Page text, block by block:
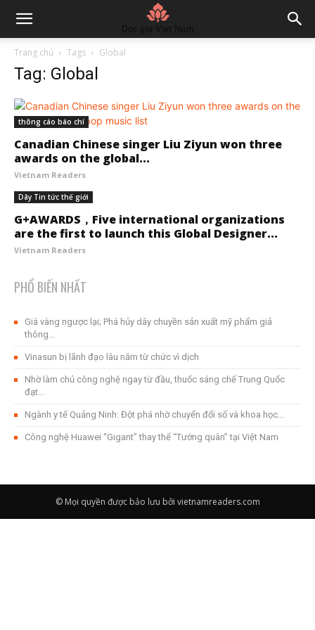
Trang chủ Tags Global
Tag: Global
thông cáo báo chí
Canadian Chinese singer Liu Ziyun won three
awards on the global...
Vietnam Readers
Dây Tin tức thế giới
G+AWARDS，Five international organizations
are the first to launch this Global Designer...
Vietnam Readers
PHỔ BIẾN NHẤT
Giá vàng ngược lại; Phá hủy dây chuyền sản xuất mỹ phẩm giả
thông...
Vinasun bị lãnh đạo lâu năm từ chức vì dịch
Nhờ làm chủ công nghệ ngay từ đầu, thuốc sáng chế Trung Quốc
đạt...
Ngành y tế Quảng Ninh: Đột phá nhờ chuyển đổi số và khoa học...
Công nghệ Huawei “Gigant” thay thế “Tướng quân” tại Việt Nam
© Mọi quyền được bảo lưu bởi vietnamreaders.com